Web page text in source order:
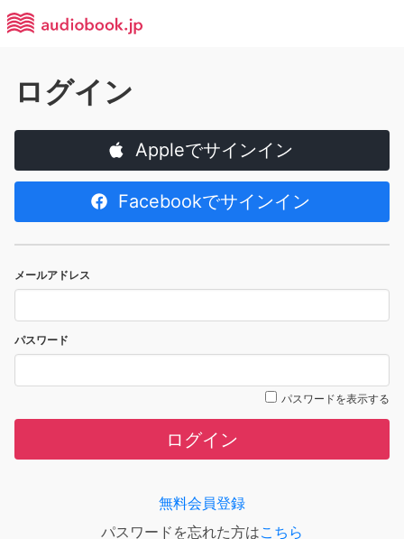
ログイン
Appleでサインイン
Facebookでサインイン
メールアドレス
パスワード
パスワードを表示する
ログイン
無料会員登録
パスワードを忘れた方はこちら